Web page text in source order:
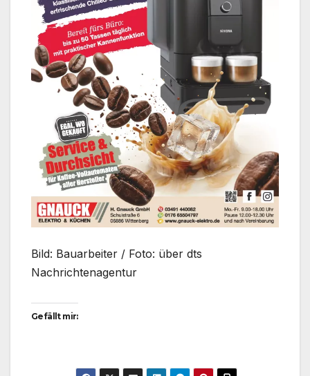
Bild: Bauarbeiter / Foto: über dts
Nachrichtenagentur
Gefällt mir: